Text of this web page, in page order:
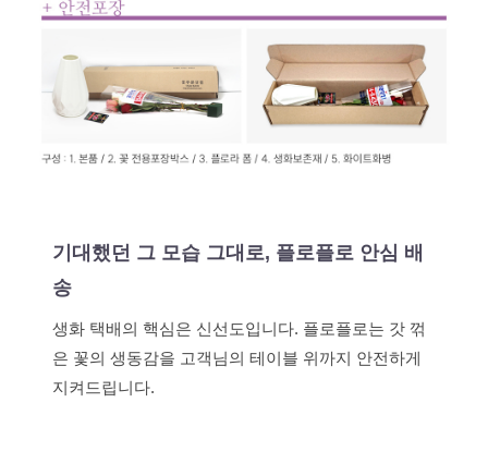
기대했던 그 모습 그대로, 플로플로 안심 배
송
생화 택배의 핵심은 신선도입니다. 플로플로는 갓 꺾
은 꽃의 생동감을 고객님의 테이블 위까지 안전하게
지켜드립니다.